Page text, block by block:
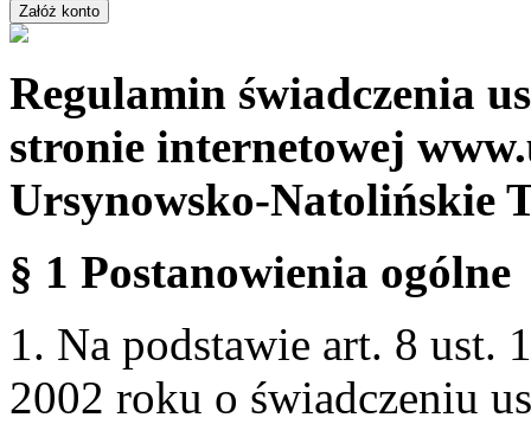
Regulamin świadczenia
stronie internetowej
Ursynowsko-Natolińskie
§ 1 Postanowienia ogólne
1. Na podstawie art. 8 ust.
2002 roku o świadczeniu